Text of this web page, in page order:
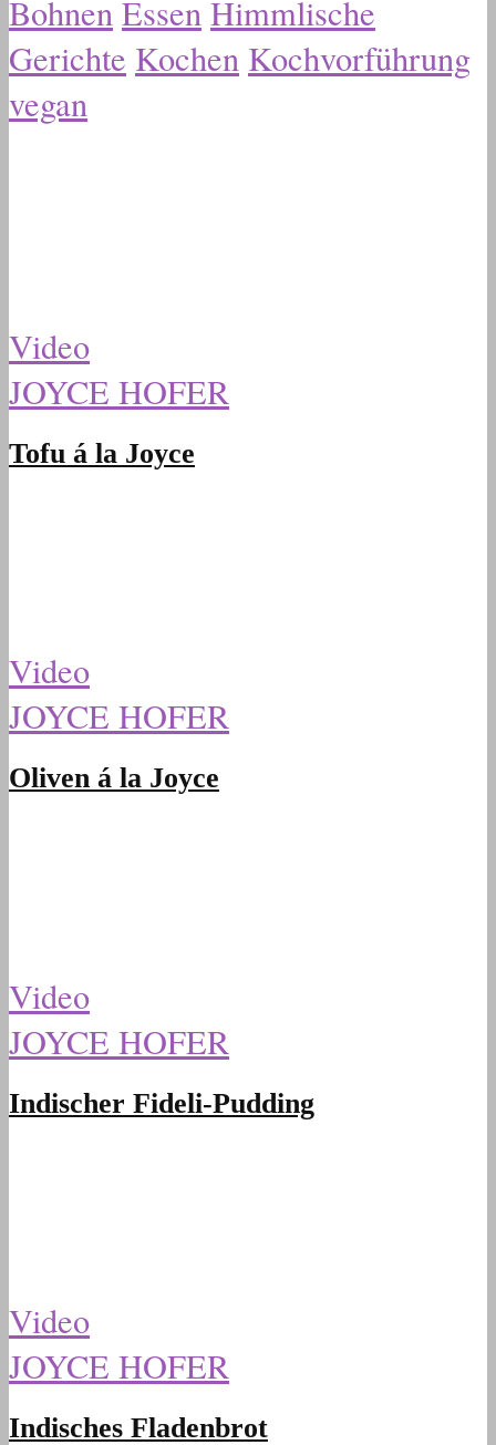
BohnenEssenHimmlische
Gerichte Kochen Kochvorführung
vegan
Video
JOYCE HOFER
Tofu á la Joyce
Video
JOYCE HOFER
Oliven á la Joyce
Video
JOYCE HOFER
Indischer Fideli-Pudding
Video
JOYCE HOFER
Indisches Fladenbrot